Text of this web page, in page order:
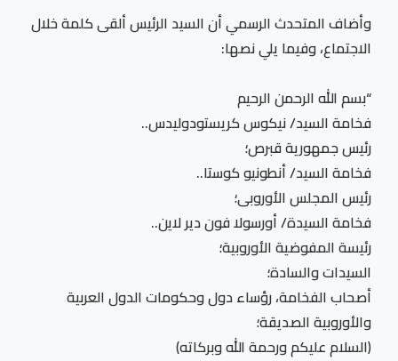
وأضاف المتحدث الرسمي أن السيد الرئيس ألقى كلمة خلال
الاجتماع، وفيما يلي نصها:
“بسم الله الرحمن الرحيم
فخامة السيد/ نيكوس كريستودوليدس..
رئيس جمهورية قبرص؛
فخامة السيد/ أنطونيو كوستا..
رئيس المجلس الأوروبى؛
فخامة السيدة/ أورسولا فون دير لاين..
رئيسة المفوضية الأوروبية؛
السيدات والسادة؛
أصحاب الفخامة، رؤساء دول وحكومات الدول العربية
والأوروبية الصديقة؛
﴿السلام عليكم ورحمة الله وبركاته﴾